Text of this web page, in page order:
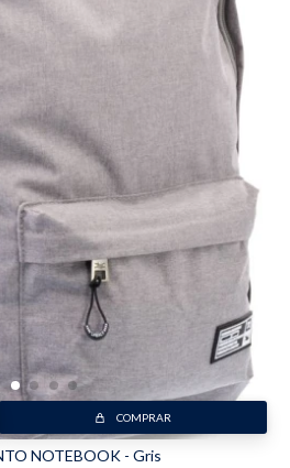
COMPRAR
NOTEBOOK - Gris